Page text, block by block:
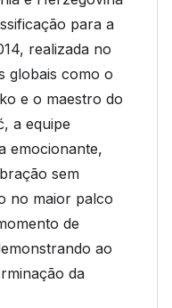
para a
realizada no
globais como o
e o maestro do
a equipe
emocionante,
sem
no maior palco
de
ao
da